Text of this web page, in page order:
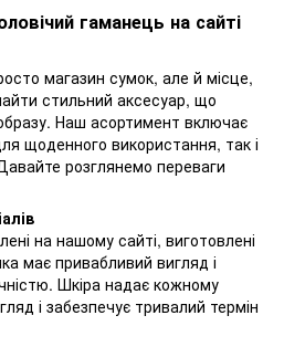
гаманець на сайті
магазин сумок, але й місце,
стильний аксесуар, що
Наш асортимент включає
щоденного використання, так і
розглянемо переваги
на нашому сайті, виготовлені
має привабливий вигляд і
Шкіра надає кожному
і забезпечує тривалий термін